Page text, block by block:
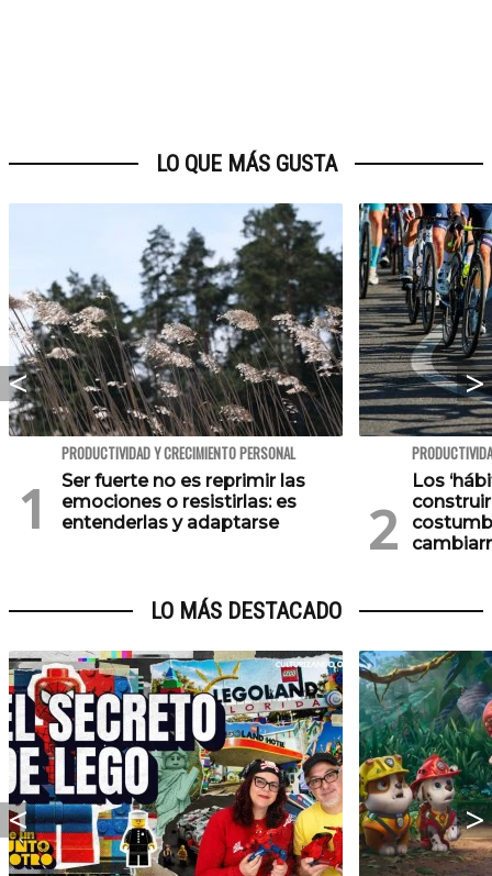
LO QUE MÁS GUSTA
PRODUCTIVIDAD Y CRECIMIENTO PERSONAL
Ser fuerte no es reprimir las
emociones o resistirlas: es
entenderlas y adaptarse
Los
LO MÁS DESTACADO